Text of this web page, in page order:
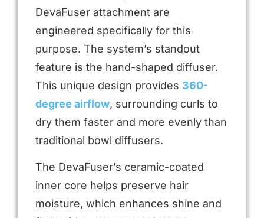
DevaFuser attachment are
engineered specifically for this
purpose. The system’s standout
feature is the hand-shaped diffuser.
This unique design provides 360-
degree airflow, surrounding curls to
dry them faster and more evenly than
traditional bowl diffusers.
The DevaFuser’s ceramic-coated
inner core helps preserve hair
moisture, which enhances shine and